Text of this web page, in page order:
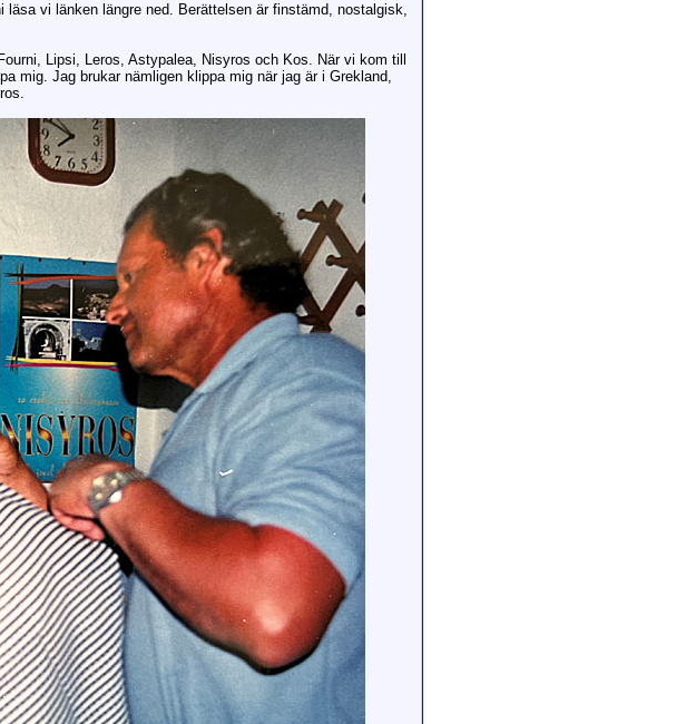
läsa vi länken längre ned. Berättelsen är finstämd, nostalgisk,
Lipsi, Leros, Astypalea, Nisyros och Kos. När vi kom till
mig. Jag brukar nämligen klippa mig när jag är i Grekland,